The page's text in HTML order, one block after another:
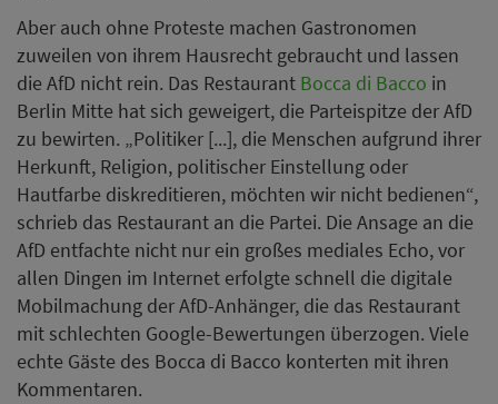
Aber auch ohne Proteste machen Gastronomen
zuweilen von ihrem Hausrecht gebraucht und lassen
die AfD nicht rein. Das Restaurant Bocca di Bacco in
Berlin Mitte hat sich geweigert, die Parteispitze der AfD
zu bewirten. „Politiker [...], die Menschen aufgrund ihrer
Herkunft, Religion, politischer Einstellung oder
Hautfarbe diskreditieren, möchten wir nicht bedienen“,
schrieb das Restaurant an die Partei. Die Ansage an die
AfD entfachte nicht nur ein großes mediales Echo, vor
allen Dingen im Internet erfolgte schnell die digitale
Mobilmachung der AfD-Anhänger, die das Restaurant
mit schlechten Google-Bewertungen überzogen. Viele
echte Gäste des Bocca di Bacco konterten mit ihren
Kommentaren.